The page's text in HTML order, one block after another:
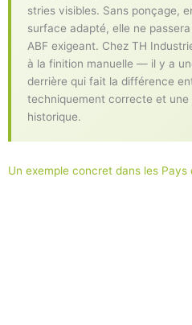
stries visibles. Sans ponçage,
surface adapté, elle ne passera
ABF exigeant. Chez TH
à la finition manuelle — il y a
derrière qui fait la différence
techniquement correcte et une
historique.
Un exemple concret dans les Pays